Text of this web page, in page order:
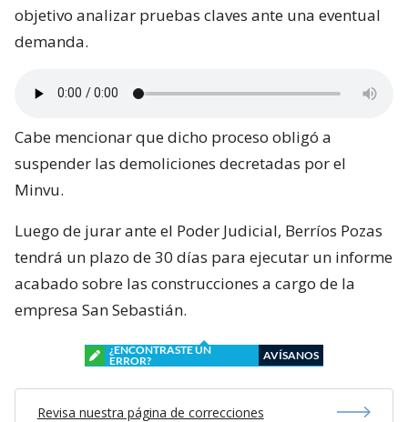
objetivo analizar pruebas claves ante una eventual
demanda.
Cabe mencionar que dicho proceso obligó a
suspender las demoliciones decretadas por el
Minvu.
Luego de jurar ante el Poder Judicial, Berríos Pozas
tendrá un plazo de 30 días para ejecutar un informe
acabado sobre las construcciones a cargo de la
empresa San Sebastián.
¿ENCONTRASTE UN
ERROR?
AVÍSANOS
Revisa nuestra página de correcciones